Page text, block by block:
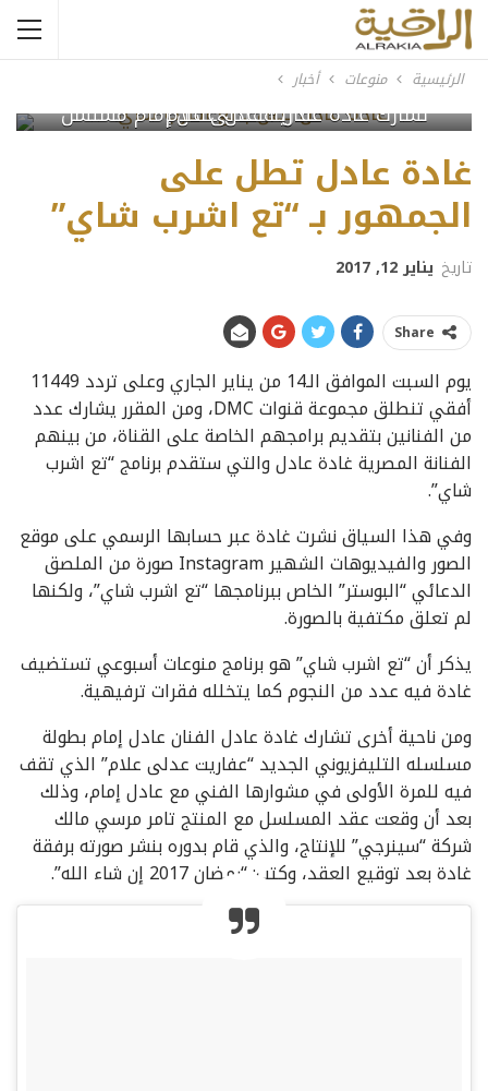
الرئيسية منوعات أخبار
تشارك غادة عادل الفنان عادل إمام مسلسل عفاريت عدلى علام
غادة عادل تطل على
الجمهور بـ “تع اشرب شاي”
تاريخ يناير 12, 2017
Share
يوم السبت الموافق الـ14 من يناير الجاري وعلى تردد 11449
أفقي تنطلق مجموعة قنوات DMC، ومن المقرر يشارك عدد
من الفنانين بتقديم برامجهم الخاصة على القناة، من بينهم
الفنانة المصرية غادة عادل والتي ستقدم برنامج “تع اشرب
شاي”.
وفي هذا السياق نشرت غادة عبر حسابها الرسمي على موقع
الصور والفيديوهات الشهير Instagram صورة من الملصق
الدعائي “البوستر” الخاص ببرنامجها “تع اشرب شاي”، ولكنها
لم تعلق مكتفية بالصورة.
يذكر أن “تع اشرب شاي” هو برنامج منوعات أسبوعي تستضيف
غادة فيه عدد من النجوم كما يتخلله فقرات ترفيهية.
ومن ناحية أخرى تشارك غادة عادل الفنان عادل إمام بطولة
مسلسله التليفزيوني الجديد “عفاريت عدلى علام” الذي تقف
فيه للمرة الأولى في مشوارها الفني مع عادل إمام، وذلك
بعد أن وقعت عقد المسلسل مع المنتج تامر مرسي مالك
شركة “سينرجي” للإنتاج، والذي قام بدوره بنشر صورته برفقة
غادة بعد توقيع العقد، وكتب: “رمضان 2017 إن شاء الله”.